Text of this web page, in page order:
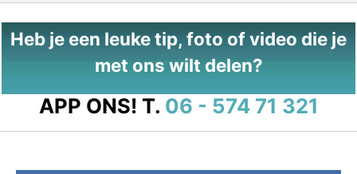
Heb je een leuke tip, foto of video die je
met ons wilt delen?
APP ONS! T. 06 - 574 71 321